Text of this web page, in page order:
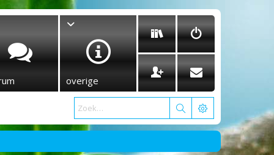
overige